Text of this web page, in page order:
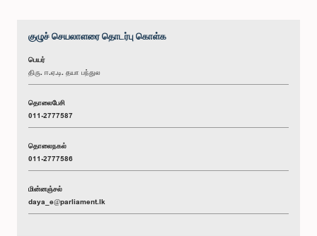
குழுச் செயலாளரை தொடர்பு கொள்க
பெயர்
திரு. ஈ.ஏ.டி. தயா பந்துல
தொலைபேசி
011-2777587
தொலைநகல்
011-2777586
மின்னஞ்சல்
daya_e@parliament.lk